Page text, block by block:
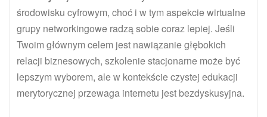
środowisku cyfrowym, choć i w tym aspekcie wirtualne
grupy networkingowe radzą sobie coraz lepiej. Jeśli
Twoim głównym celem jest nawiązanie głębokich
relacji biznesowych, szkolenie stacjonarne może być
lepszym wyborem, ale w kontekście czystej edukacji
merytorycznej przewaga internetu jest bezdyskusyjna.